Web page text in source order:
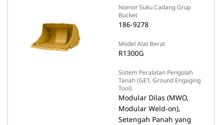
Nomor Suku Cadang Grup
Bucket
186-9278
Model Alat Berat
R1300G
Sistem Peralatan Pengolah
Tanah (GET, Ground Engaging
Tool)
Modular Dilas (MWO,
Modular Weld-on),
Setengah Panah yang